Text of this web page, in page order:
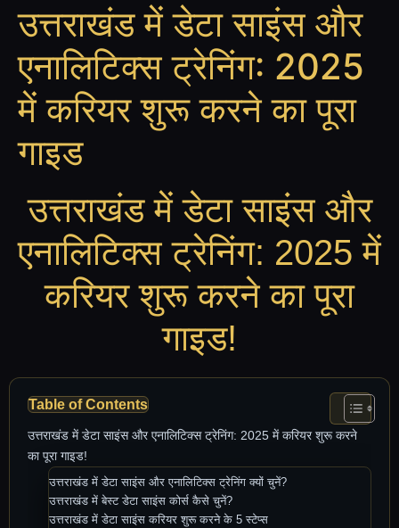
उत्तराखंड में डेटा साइंस और
एनालिटिक्स ट्रेनिंग: 2025
में करियर शुरू करने का पूरा
गाइड
उत्तराखंड में डेटा साइंस और
एनालिटिक्स ट्रेनिंग: 2025 में
करियर शुरू करने का पूरा
गाइड!
Table of Contents
उत्तराखंड में डेटा साइंस और एनालिटिक्स ट्रेनिंग: 2025 में करियर शुरू करने
का पूरा गाइड!
उत्तराखंड में डेटा साइंस और एनालिटिक्स ट्रेनिंग क्यों चुनें?
उत्तराखंड में बेस्ट डेटा साइंस कोर्स कैसे चुनें?
उत्तराखंड में डेटा साइंस करियर शुरू करने के 5 स्टेप्स